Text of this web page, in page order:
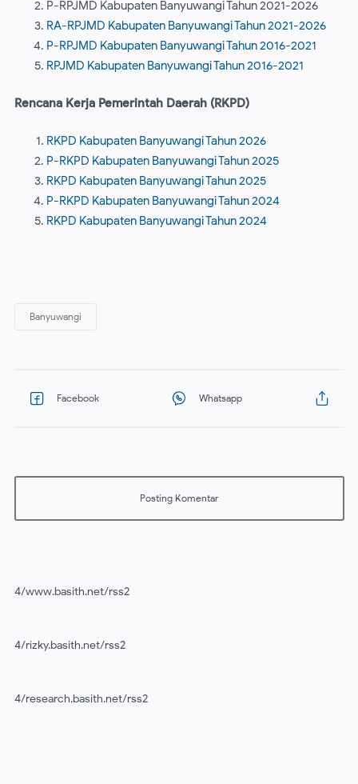
P-RPJMD Kabupaten Banyuwangi Tahun 2021-2026
RA-RPJMD Kabupaten Banyuwangi Tahun 2021-2026
P-RPJMD Kabupaten Banyuwangi Tahun 2016-2021
RPJMD Kabupaten Banyuwangi Tahun 2016-2021
Rencana Kerja Pemerintah Daerah (RKPD)
RKPD Kabupaten Banyuwangi Tahun 2026
P-RKPD Kabupaten Banyuwangi Tahun 2025
RKPD Kabupaten Banyuwangi Tahun 2025
P-RKPD Kabupaten Banyuwangi Tahun 2024
RKPD Kabupaten Banyuwangi Tahun 2024
4/www.basith.net/rss2
4/rizky.basith.net/rss2
4/research.basith.net/rss2